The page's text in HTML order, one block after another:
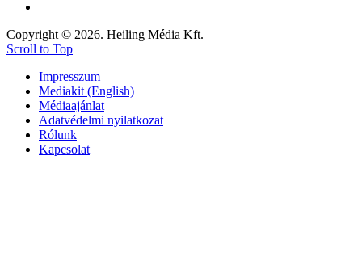
Copyright © 2026. Heiling Média Kft.
Scroll to Top
Impresszum
Mediakit (English)
Médiaajánlat
Adatvédelmi nyilatkozat
Rólunk
Kapcsolat